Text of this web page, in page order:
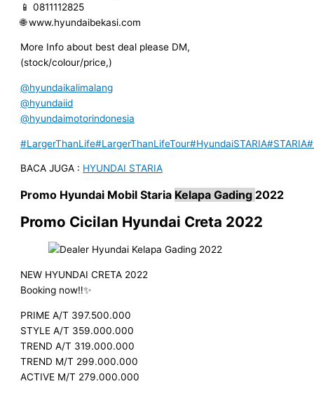
📱 0811112825
🌐 www.hyundaibekasi.com
More Info about best deal please DM,
(stock/colour/price,)
@hyundaikalimalang
@hyundaiid
@hyundaimotorindonesia
#LargerThanLife#LargerThanLifeTour#HyundaiSTARIA#STARIA
BACA JUGA : HYUNDAI STARIA
Promo Hyundai Mobil Staria Kelapa Gading 2022
Promo Cicilan Hyundai Creta 2022
NEW HYUNDAI CRETA 2022
Booking now‼️✨
PRIME A/T 397.500.000
STYLE A/T 359.000.000
TREND A/T 319.000.000
TREND M/T 299.000.000
ACTIVE M/T 279.000.000